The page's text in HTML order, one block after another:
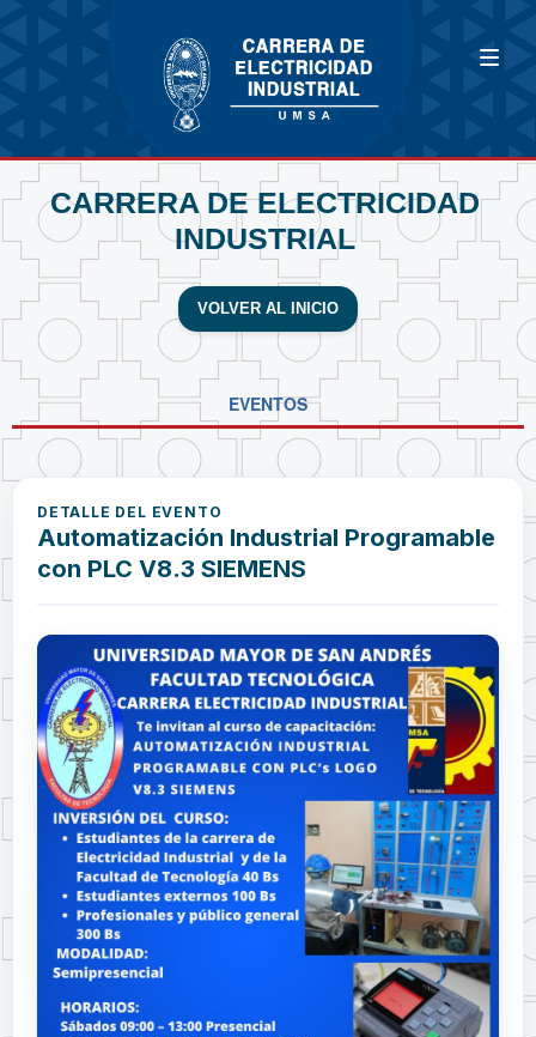
CARRERA DE ELECTRICIDAD
INDUSTRIAL
VOLVER AL INICIO
EVENTOS
DETALLE DEL EVENTO
Automatización Industrial Programable
con PLC V8.3 SIEMENS